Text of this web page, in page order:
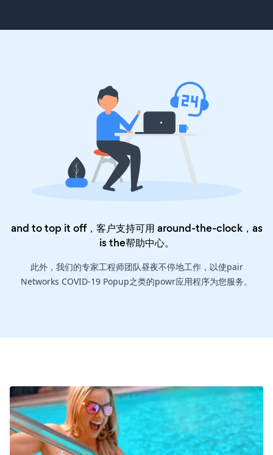
and to top it off，客户支持可用 around-the-clock，as
is the帮助中心。
此外，我们的专家工程师团队昼夜不停地工作，以使pair
Networks COVID-19 Popup之类的powr应用程序为您服务。